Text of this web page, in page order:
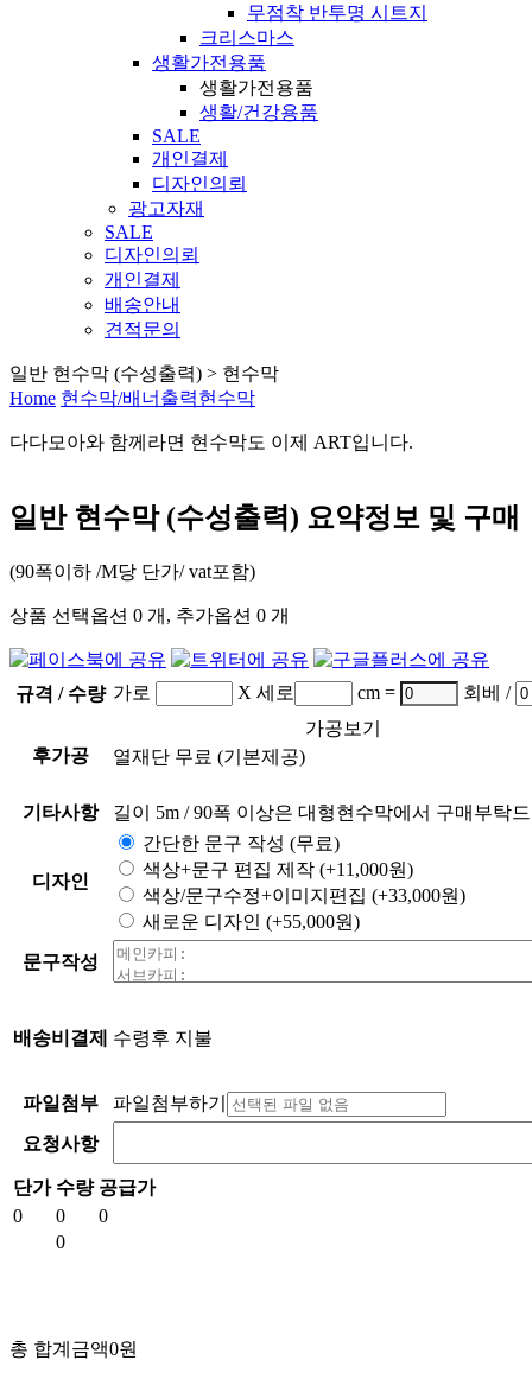
무점착 반투명 시트지
크리스마스
생활가전용품
생활가전용품
생활/건강용품
SALE
개인결제
디자인의뢰
광고자재
SALE
디자인의뢰
개인결제
배송안내
견적문의
일반 현수막 (수성출력) > 현수막
Home 현수막/배너출력현수막
다다모아와 함께라면 현수막도 이제 ART입니다.
일반 현수막 (수성출력) 요약정보 및 구매
(90폭이하 /M당 단가/ vat포함)
상품 선택옵션 0 개, 추가옵션 0 개
규격 / 수량 가로 X 세로 cm = 회베 /
후가공 열재단 무료 (기본제공)
가공보기
기타사항 길이 5m / 90폭 이상은 대형현수막에서 구매부탁
디자인
간단한 문구 작성 (무료)
색상+문구 편집 제작 (+11,000원)
색상/문구수정+이미지편집 (+33,000원)
새로운 디자인 (+55,000원)
문구작성
배송비결제 수령후 지불
파일첨부
파일첨부하기
요청사항
단가 수량 공급가
0
0
0
0
총 합계금액0원